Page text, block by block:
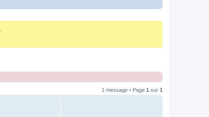
1 message • Page 1 sur 1